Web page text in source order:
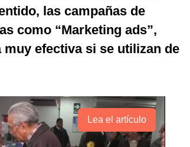
las campañas de
como “Marketing ads”,
efectiva si se utilizan de
Lea el artículo